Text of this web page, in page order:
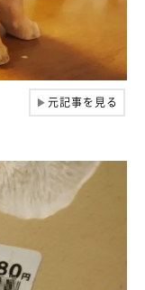
▶元記事を見る